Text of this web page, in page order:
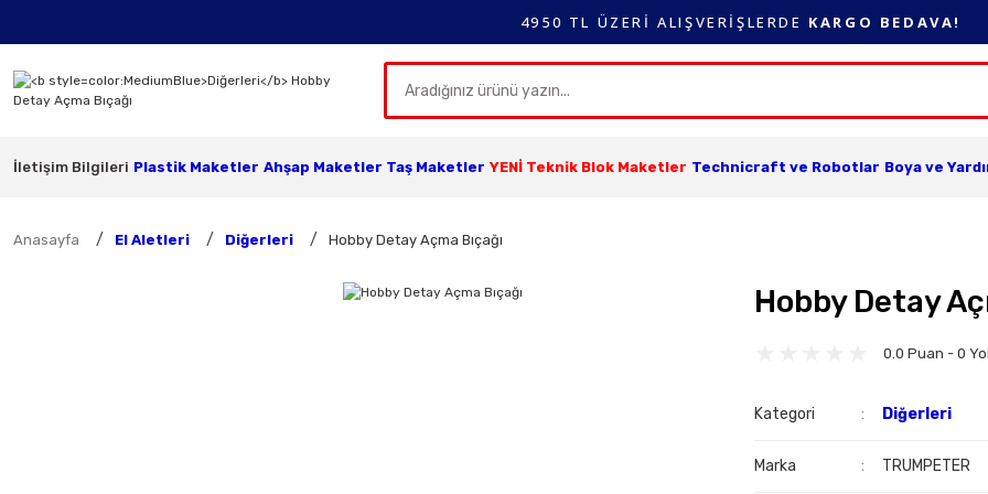
4950 TL ÜZERİ ALIŞVERİŞLERDE KARGO BEDAVA!
İletişim Bilgileri Plastik Maketler Ahşap Maketler Taş Maketler YENİ Teknik Blok Maketler Technicraft ve Robotlar Boya ve
Anasayfa El Aletleri Diğerleri Hobby Detay Açma Bıçağı
Hobby Detay
0.0 Puan - 0
Kategori Diğerleri
Marka TRUMPETER